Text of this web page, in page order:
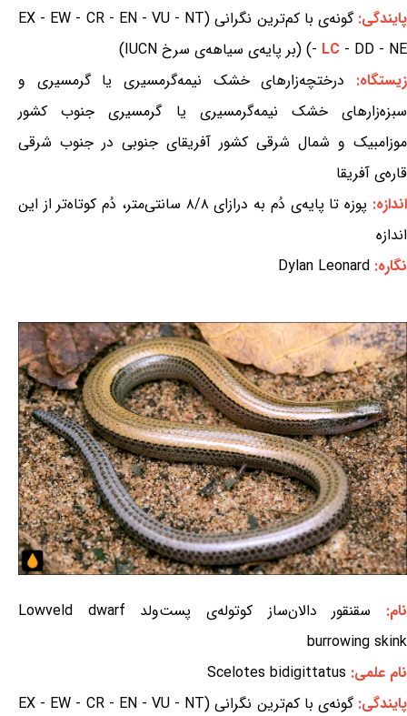
پایندگی:
گونه‌ی با کم‌ترین نگرانی (EX - EW - CR - EN - VU - NT
- LC - DD - NE) (بر پایه‌ی سیاهه‌ی سرخ IUCN)
زیستگاه: درختچه‌زارهای خشک نیمه‌گرمسیری یا گرمسیری و
سبزه‌زارهای خشک نیمه‌گرمسیری یا گرمسیری جنوب کشور
موزامبیک و شمال شرقی کشور آفریقای جنوبی در جنوب شرقی
قاره‌ی آفریقا
اندازه:
پوزه تا پایه‌ی دُم به درازای ۸/۸ سانتی‌متر، دُم کوتاه‌تر از این
اندازه
نگاره: Dylan Leonard
نام:
سقنقور دالان‌ساز کوتوله‌ی پست‌ولد Lowveld dwarf
burrowing skink
نام علمی: Scelotes bidigittatus
پایندگی:
گونه‌ی با کم‌ترین نگرانی (EX - EW - CR - EN - VU - NT